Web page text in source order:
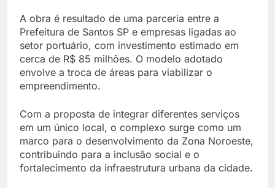
A obra é resultado de uma parceria entre a
Prefeitura de Santos SP e empresas ligadas ao
setor portuário, com investimento estimado em
cerca de R$ 85 milhões. O modelo adotado
envolve a troca de áreas para viabilizar o
empreendimento.
Com a proposta de integrar diferentes serviços
em um único local, o complexo surge como um
marco para o desenvolvimento da Zona Noroeste,
contribuindo para a inclusão social e o
fortalecimento da infraestrutura urbana da cidade.